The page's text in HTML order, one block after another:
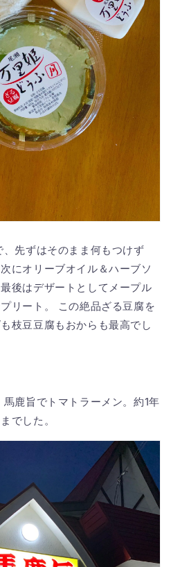
先ずはそのまま何もつけず
にオリーブオイル＆ハーブソ
後はデザートとしてメープル
リート。 この絶品ざる豆腐を
枝豆豆腐もおからも最高でし
鹿旨でトマトラーメン。約1年
でした。